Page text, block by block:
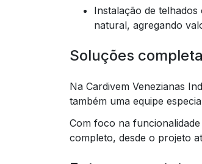
Instalação de telhados e domos: Oferecem soluções completas para iluminação e ventilação
natural, agregando
Soluções
Na Cardivem Venezianas
também uma equipe
Com foco na
completo, desde o projeto